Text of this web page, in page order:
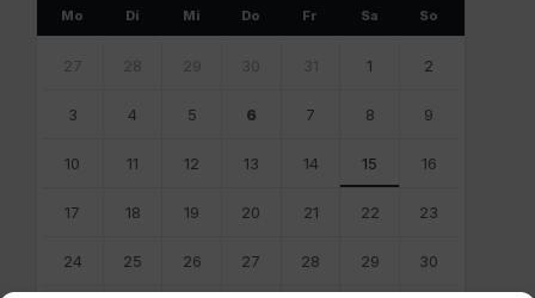
Month
Mo Di Mi Do Fr Sa So
calendar
27 28 29 30 31 1 2
3 4 5 6 7 8 9
10 11 12 13 14 15 16
17 18 19 20 21 22 23
24 25 26 27 28 29 30